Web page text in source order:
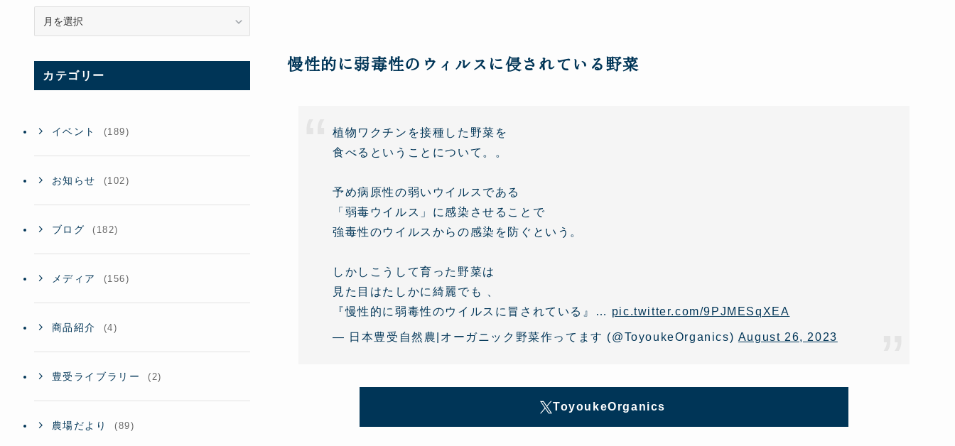
慢性的に弱毒性のウィルスに侵されている野菜
植物ワクチンを接種した野菜を
食べるということについて。。
予め病原性の弱いウイルスである
「弱毒ウイルス」に感染させることで
強毒性のウイルスからの感染を防ぐという。
しかしこうして育った野菜は
見た目はたしかに綺麗でも 、
『慢性的に弱毒性のウイルスに冒されている』… pic.twitter.com/9PJMESqXEA
— 日本豊受自然農|オーガニック野菜作ってます (@ToyoukeOrganics) August 26, 2023
ToyoukeOrganics
ー
イ
ブカテゴリー
イベント (189)
お知らせ (102)
ブログ (182)
メディア (156)
商品紹介 (4)
豊受ライブラリー (2)
農場だより (89)